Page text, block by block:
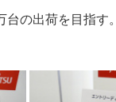
の出荷を目指す。